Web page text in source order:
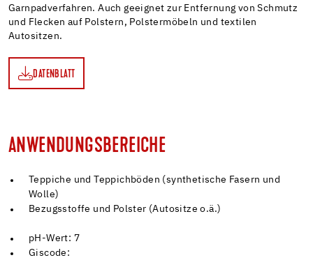
Garnpadverfahren. Auch geeignet zur Entfernung von Schmutz
und Flecken auf Polstern, Polstermöbeln und textilen
Autositzen.
DATENBLATT
ANWENDUNGSBEREICHE
Teppiche und Teppichböden (synthetische Fasern und
Wolle)
Bezugsstoffe und Polster (Autositze o.ä.)
pH-Wert: 7
Giscode: